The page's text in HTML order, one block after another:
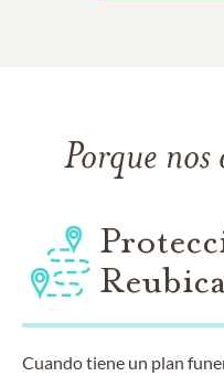
Porque
Cuando tiene un plan